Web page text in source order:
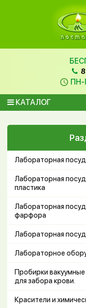
ПН-
КАТАЛОГ
Лабораторная
Лабораторная
пластика
Лабораторная
фарфора
Лабораторная
Лабораторное
Пробирки
для забора крови.
Красители и